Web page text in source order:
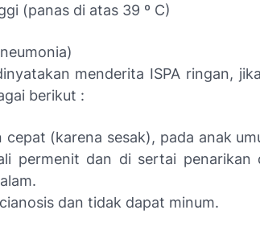
(panas di atas 39 º C)
menderita ISPA ringan,
berikut :
cepat (karena sesak), pada anak
permenit dan di sertai penarikan
dan tidak dapat minum.